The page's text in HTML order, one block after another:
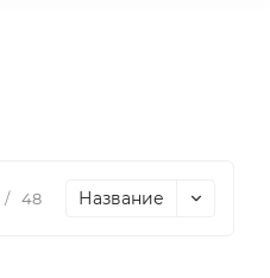
/ 48 Название